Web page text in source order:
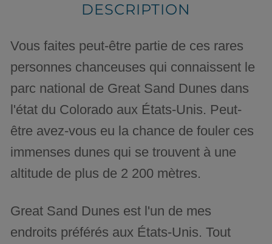
DESCRIPTION
Vous faites peut-être partie de ces rares
personnes chanceuses qui connaissent le
parc national de Great Sand Dunes dans
l'état du Colorado aux États-Unis. Peut-
être avez-vous eu la chance de fouler ces
immenses dunes qui se trouvent à une
altitude de plus de 2 200 mètres.
Great Sand Dunes est l'un de mes
endroits préférés aux États-Unis. Tout